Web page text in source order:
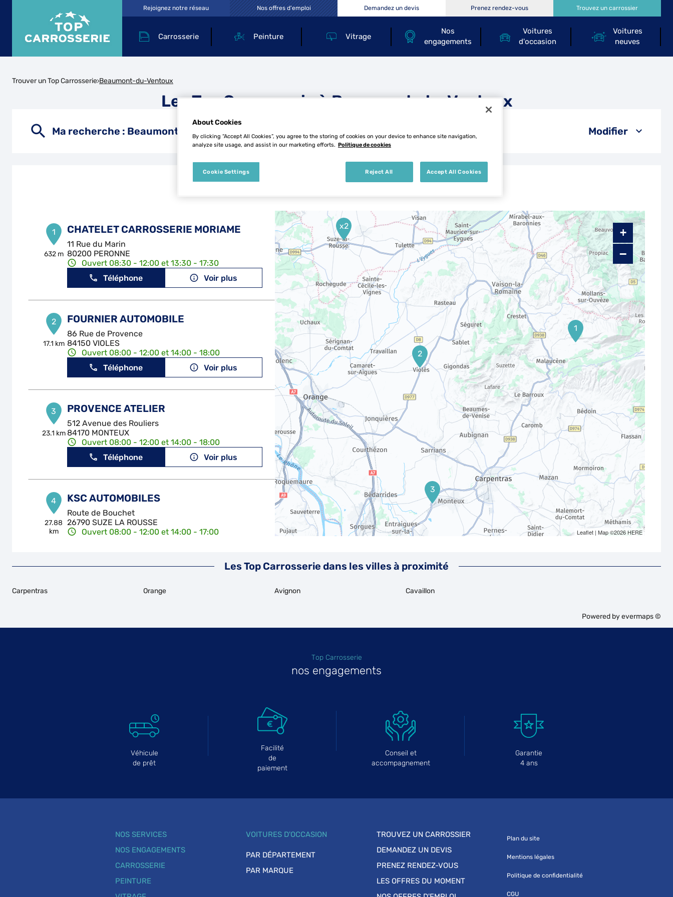
Carrosserie Peinture Vitrage
Nos
engagements
Voitures
d'occasion
Voitures
neuves
Rejoignez notre réseau Nos offres d'emploi Demandez un devis Prenez rendez-vous Trouvez un carrossier
Trouver un Top Carrosserie Beaumont-du-Ventoux
Les Top Carrosserie à Beaumont-du-Ventoux
Ma recherche : Beaumont-du-Ventoux Modifier
1
632 m
CHATELET CARROSSERIE MORIAME
11 Rue du Marin
80200 PERONNE
Ouvert 08:30 - 12:00 et 13:30 - 17:30
Téléphone
Voir plus
2
17.1 km
FOURNIER AUTOMOBILE
86 Rue de Provence
84150 VIOLES
Ouvert 08:00 - 12:00 et 14:00 - 18:00
Téléphone
Voir plus
3
23.1 km
PROVENCE ATELIER
512 Avenue des Rouliers
84170 MONTEUX
Ouvert 08:00 - 12:00 et 14:00 - 18:00
Téléphone
Voir plus
4
27.88
km
KSC AUTOMOBILES
Route de Bouchet
26790 SUZE LA ROUSSE
Ouvert 08:00 - 12:00 et 14:00 - 17:00
KSC AUTOMOBILES
3
x2
2
1
+
−
Leaflet| Map ©2026HERE
Les Top Carrosserie dans les villes à proximité
Carpentras Orange Avignon Cavaillon
Powered byevermaps ©
Top Carrosserie
nos engagements
Véhicule
de prêt
Facilité
de
paiement
Conseil et
accompagnement
Garantie
4 ans
NOS SERVICES
NOS ENGAGEMENTS
CARROSSERIE
PEINTURE
VOITURES D'OCCASION
PAR DÉPARTEMENT
PAR MARQUE
TROUVEZ UN CARROSSIER
DEMANDEZ UN DEVIS
PRENEZ RENDEZ-VOUS
LES OFFRES DU MOMENT
Plan du site
Mentions légales
Politique de confidentialité
CGU
About Cookies
By clicking “Accept All Cookies”, you agree to the storing of cookies on your device to enhance site navigation,
analyze site usage, and assist in our marketing efforts. Politique de cookies
Reject All Accept All Cookies
Cookie Settings